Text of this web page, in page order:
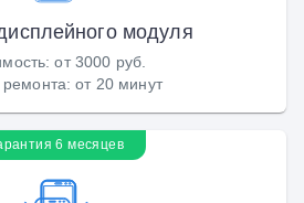
модуля
:от 3000 руб.
:от 20 минут
6 месяцев